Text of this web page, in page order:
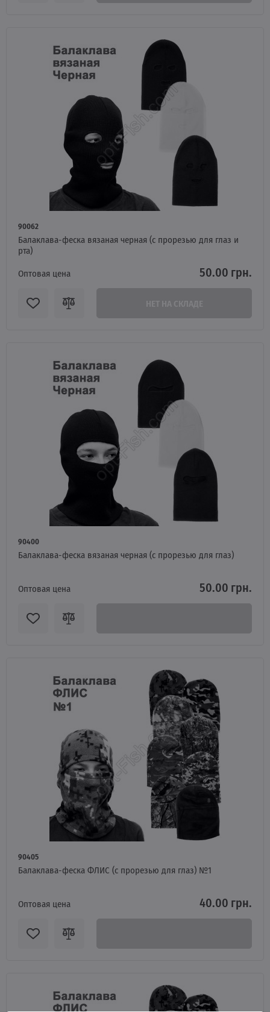
90062
Балаклава-феска вязаная черная (с прорезью для глаз и
рта)
Оптовая цена
50.00 грн.
90400
Балаклава-феска вязаная черная (с прорезью для глаз)
Оптовая цена 50.00 грн.
90405
Балаклава-феска ФЛИС (с прорезью для глаз) №1
Оптовая цена 40.00 грн.